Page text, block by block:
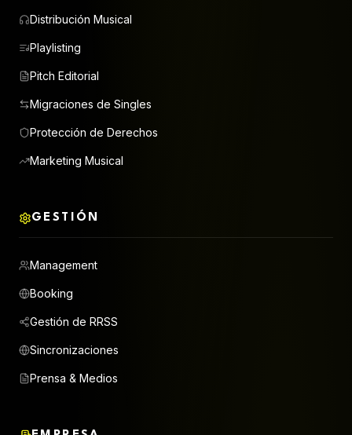
Distribución Musical
Playlisting
Pitch Editorial
Migraciones de Singles
Protección de Derechos
Marketing Musical
GESTIÓN
Management
Booking
Gestión de RRSS
Sincronizaciones
Prensa & Medios